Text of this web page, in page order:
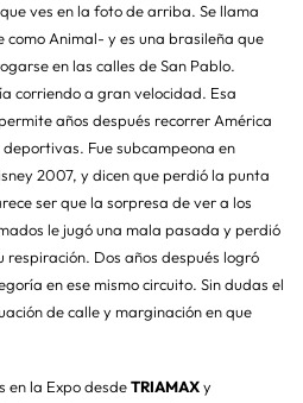
ves en la foto de arriba. Se llama
como Animal- y es una brasileña que
en las calles de San Pablo.
corriendo a gran velocidad. Esa
años después recorrer América
Fue subcampeona en
2007, y dicen que perdió la punta
ser que la sorpresa de ver a los
le jugó una mala pasada y perdió
Dos años después logró
en ese mismo circuito. Sin dudas el
de calle y marginación en que
en la Expo desdeTRIAMAXy